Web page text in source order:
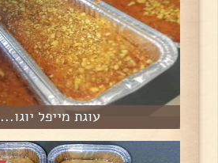
עוגת מייפל יוגו...